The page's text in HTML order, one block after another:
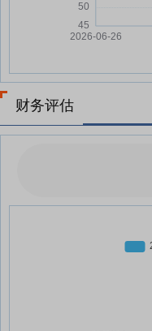
财务评估